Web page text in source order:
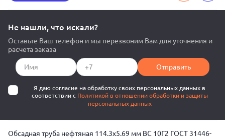
Не нашли, что искали?
Оставьте Ваш телефон и мы перезвоним Вам для уточнения и
расчета заказа
Отправить
Я даю согласие на обработку своих персональных данных в
соответствии с Политикой в отношении обработки и защиты
персональных данных
Обсадная труба нефтяная 114.3x5.69 мм BC 10Г2 ГОСТ 31446-